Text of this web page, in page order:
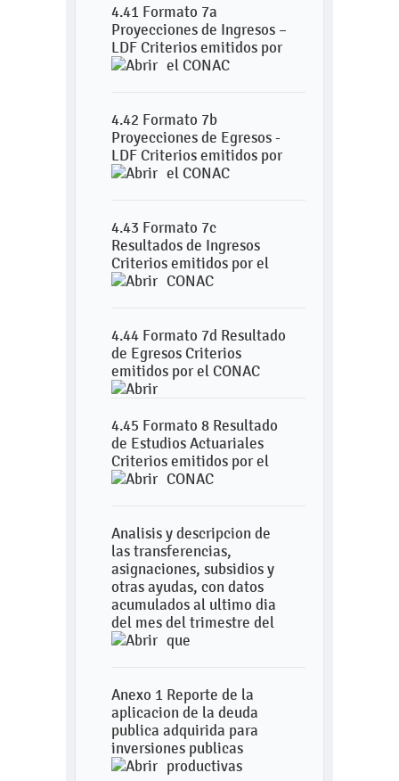
4.41 Formato 7a
Proyecciones de Ingresos –
LDF Criterios emitidos por
el CONAC
4.42 Formato 7b
Proyecciones de Egresos -
LDF Criterios emitidos por
el CONAC
4.43 Formato 7c
Resultados de Ingresos
Criterios emitidos por el
CONAC
4.44 Formato 7d Resultado
de Egresos Criterios
emitidos por el CONAC
4.45 Formato 8 Resultado
de Estudios Actuariales
Criterios emitidos por el
CONAC
Analisis y descripcion de
las transferencias,
asignaciones, subsidios y
otras ayudas, con datos
acumulados al ultimo dia
del mes del trimestre del
que
Anexo 1 Reporte de la
aplicacion de la deuda
publica adquirida para
inversiones publicas
productivas